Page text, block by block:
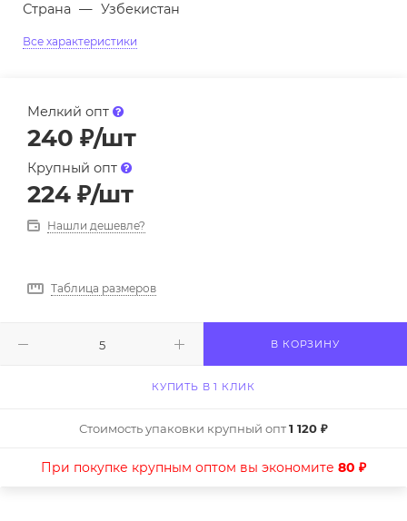
Страна — Узбекистан
Все характеристики
Мелкий опт
240 ₽/шт
Крупный опт
224 ₽/шт
Нашли дешевле?
Таблица размеров
В КОРЗИНУ
КУПИТЬ В 1 КЛИК
Стоимость упаковки крупный опт1 120 ₽
При покупке крупным оптом вы экономите 80 ₽